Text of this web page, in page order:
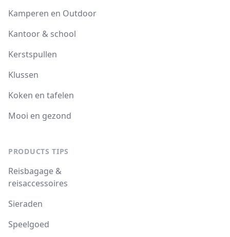
Kamperen en Outdoor
Kantoor & school
Kerstspullen
Klussen
Koken en tafelen
Mooi en gezond
PRODUCTS TIPS
Reisbagage &
reisaccessoires
Sieraden
Speelgoed